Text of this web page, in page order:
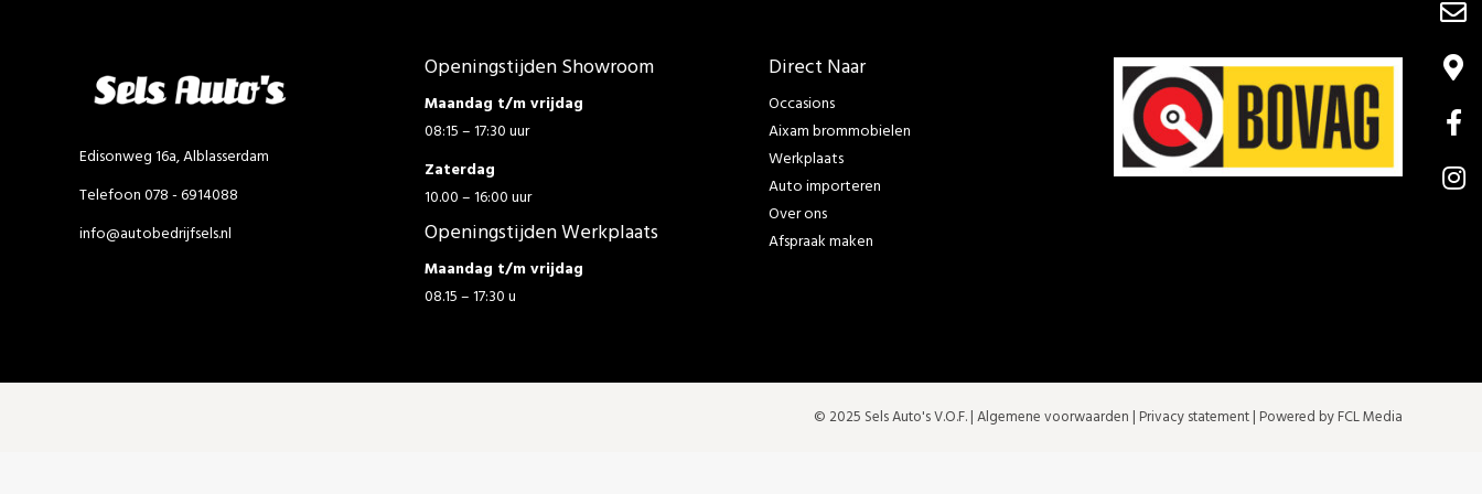
Edisonweg 16a, Alblasserdam
Telefoon 078 - 6914088
info@autobedrijfsels.nl
Openingstijden Showroom
Maandag t/m vrijdag
08:15 – 17:30 uur
Zaterdag
10.00 – 16:00 uur
Openingstijden Werkplaats
Maandag t/m vrijdag
08.15 – 17:30 u
Direct Naar
Occasions
Aixam brommobielen
Werkplaats
Auto importeren
Over ons
Afspraak maken
© 2025 Sels Auto's V.O.F. |Algemene voorwaarden | Privacy statement| Powered by FCL Media